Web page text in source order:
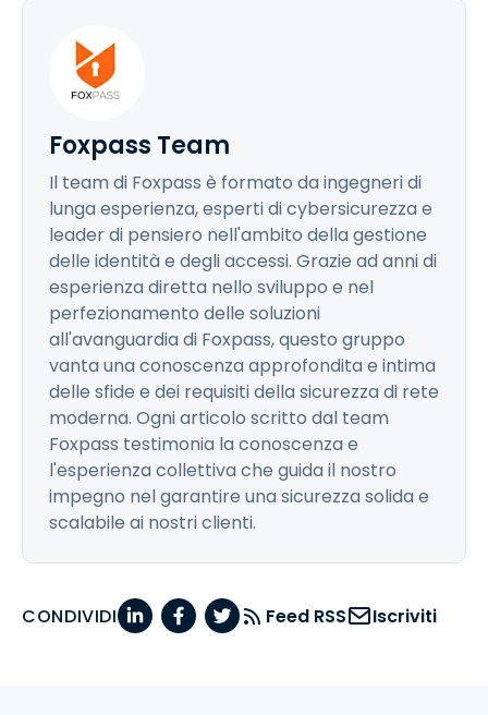
Foxpass Team
Il team di Foxpass è formato da ingegneri di
lunga esperienza, esperti di cybersicurezza e
leader di pensiero nell'ambito della gestione
delle identità e degli accessi. Grazie ad anni di
esperienza diretta nello sviluppo e nel
perfezionamento delle soluzioni
all'avanguardia di Foxpass, questo gruppo
vanta una conoscenza approfondita e intima
delle sfide e dei requisiti della sicurezza di rete
moderna. Ogni articolo scritto dal team
Foxpass testimonia la conoscenza e
l'esperienza collettiva che guida il nostro
impegno nel garantire una sicurezza solida e
scalabile ai nostri clienti.
CONDIVIDI Feed RSS Iscriviti